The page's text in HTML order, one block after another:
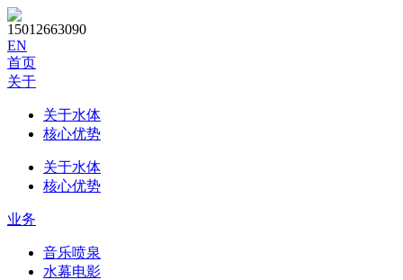
15012663090
EN
首页
关于
关于水体
核心优势
关于水体
核心优势
业务
音乐喷泉
水幕电影